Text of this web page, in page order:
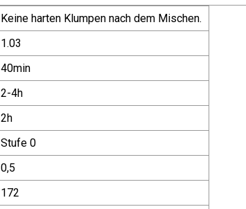
Keine harten Klumpen nach dem Mischen.
1.03
40min
2-4h
2h
Stufe 0
0,5
172